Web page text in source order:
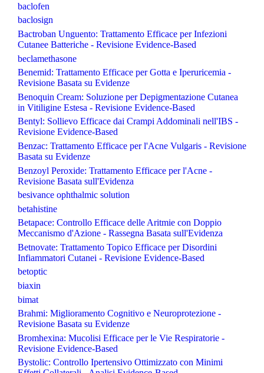
baclofen
baclosign
Bactroban Unguento: Trattamento Efficace per Infezioni
Cutanee Batteriche - Revisione Evidence-Based
beclamethasone
Benemid: Trattamento Efficace per Gotta e Iperuricemia -
Revisione Basata su Evidenze
Benoquin Cream: Soluzione per Depigmentazione Cutanea
in Vitiligine Estesa - Revisione Evidence-Based
Bentyl: Sollievo Efficace dai Crampi Addominali nell'IBS -
Revisione Evidence-Based
Benzac: Trattamento Efficace per l'Acne Vulgaris - Revisione
Basata su Evidenze
Benzoyl Peroxide: Trattamento Efficace per l'Acne -
Revisione Basata sull'Evidenza
besivance ophthalmic solution
betahistine
Betapace: Controllo Efficace delle Aritmie con Doppio
Meccanismo d'Azione - Rassegna Basata sull'Evidenza
Betnovate: Trattamento Topico Efficace per Disordini
Infiammatori Cutanei - Revisione Evidence-Based
betoptic
biaxin
bimat
Brahmi: Miglioramento Cognitivo e Neuroprotezione -
Revisione Basata su Evidenze
Bromhexina: Mucolisi Efficace per le Vie Respiratorie -
Revisione Evidence-Based
Bystolic: Controllo Ipertensivo Ottimizzato con Minimi